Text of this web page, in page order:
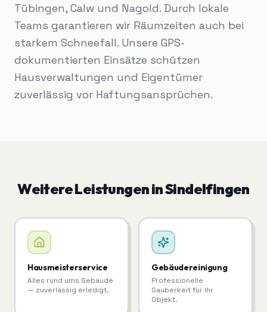
Tübingen, Calw und Nagold. Durch lokale
Teams garantieren wir Räumzeiten auch bei
starkem Schneefall. Unsere GPS-
dokumentierten Einsätze schützen
Hausverwaltungen und Eigentümer
zuverlässig vor Haftungsansprüchen.
Weitere Leistungen inSindelfingen
Hausmeisterservice
Alles rund ums Gebäude
— zuverlässig erledigt.
Gebäudereinigung
Professionelle
Sauberkeit für Ihr
Objekt.